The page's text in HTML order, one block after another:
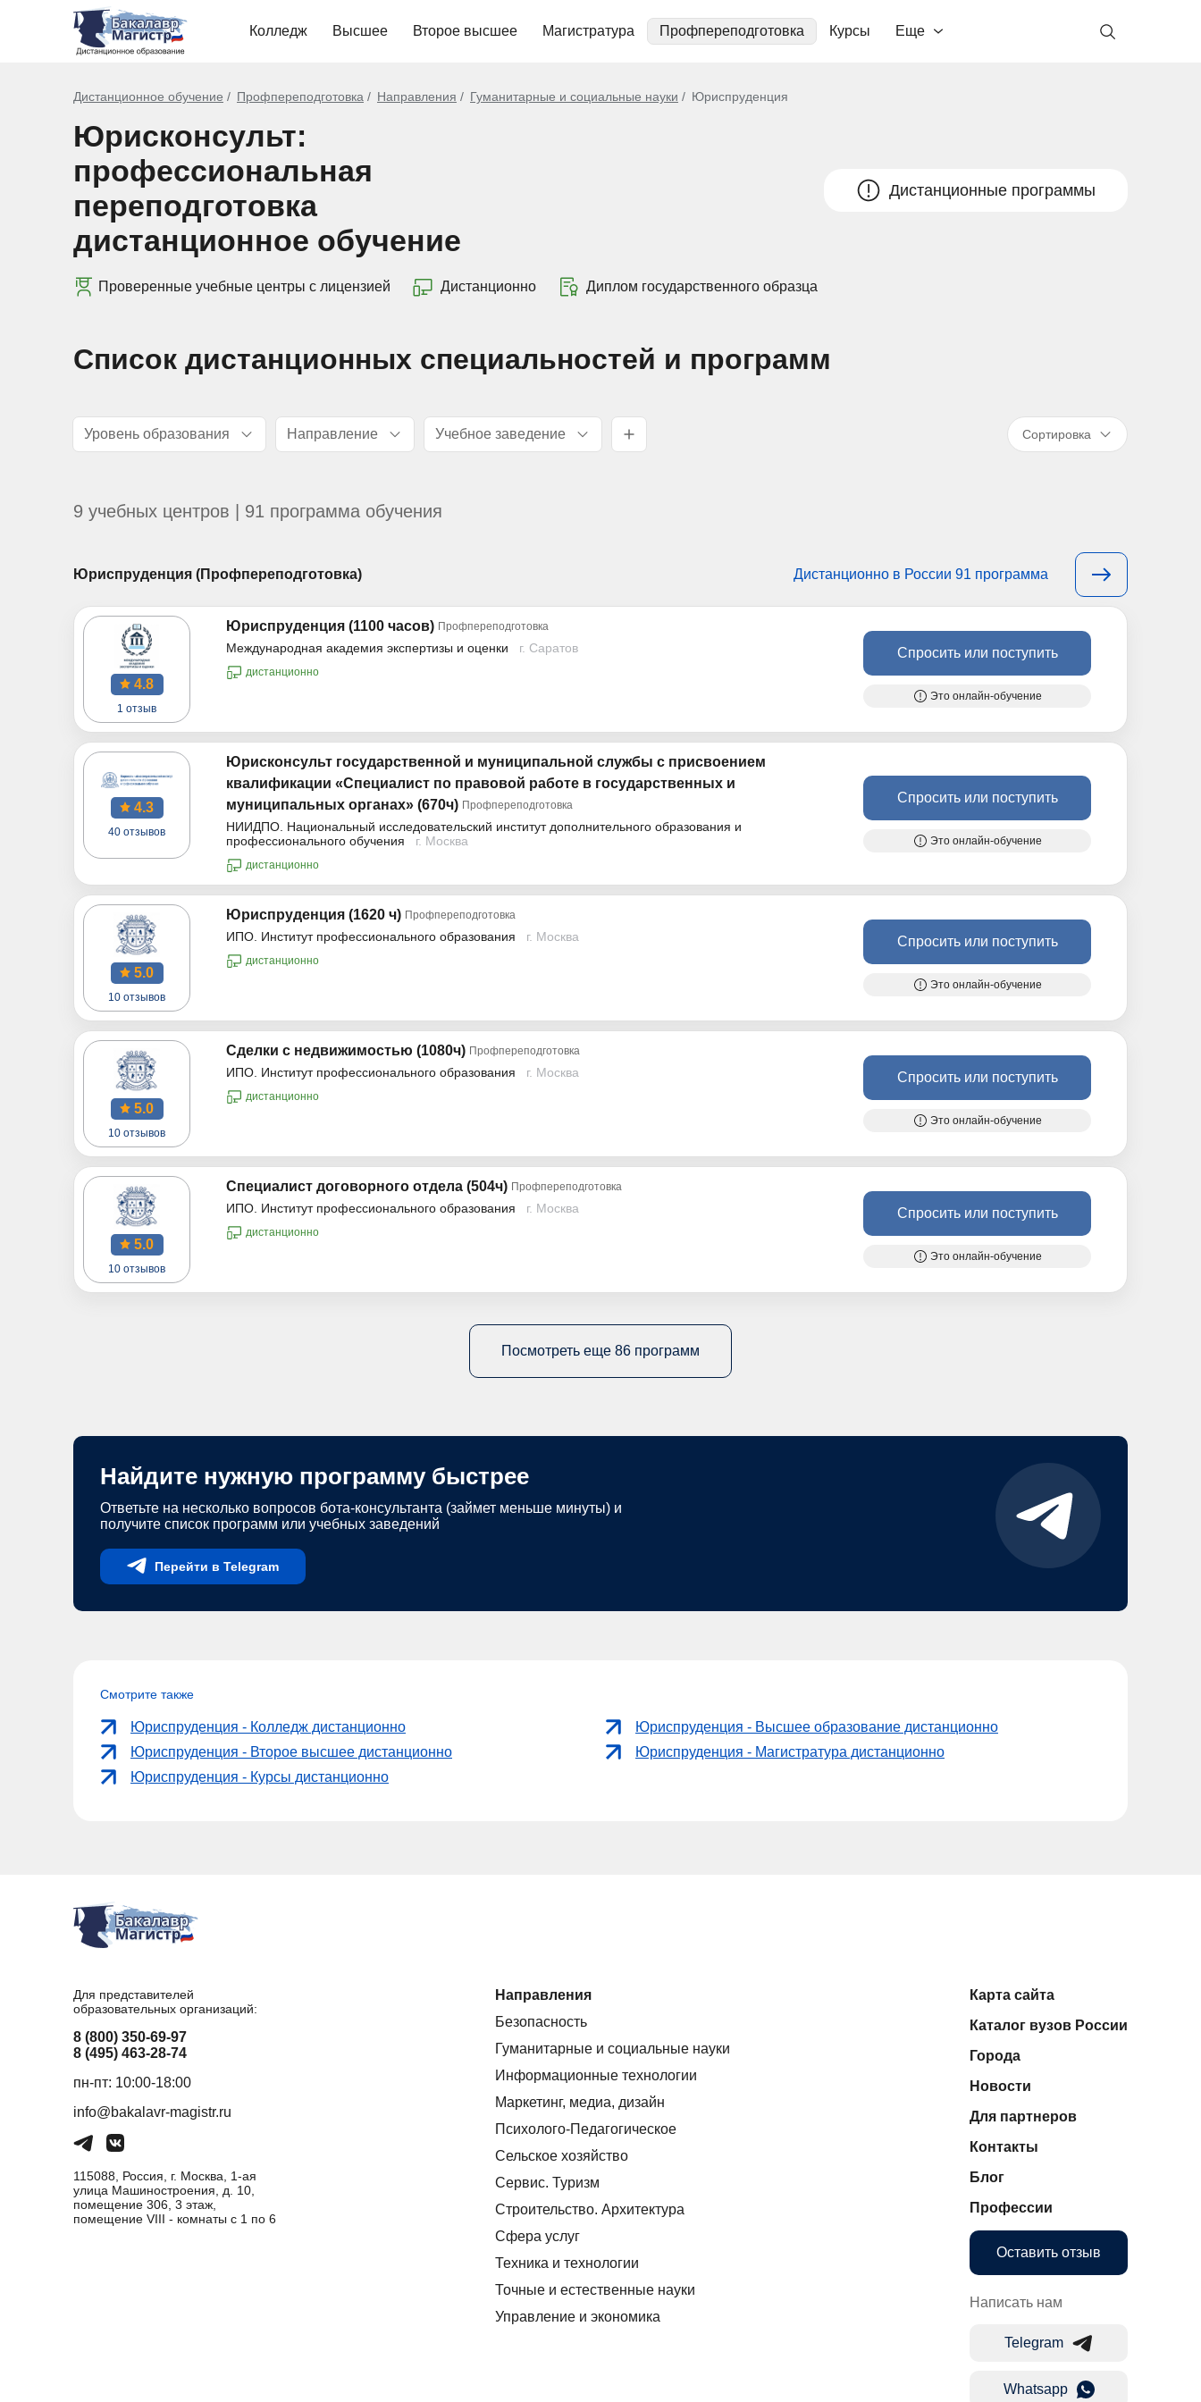
Колледж Высшее Второе высшее Магистратура Профпереподготовка Курсы Еще
Дистанционное обучение Профпереподготовка Направления Гуманитарные и социальные науки Юриспруденция
Юрисконсульт:
профессиональная
переподготовка
дистанционное обучение
Дистанционные программы
Проверенные учебные центры с лицензией Дистанционно Диплом государственного образца
Список дистанционных специальностей и программ
Уровень образования Направление Учебное заведение Сортировка
9 учебных центров | 91 программа обучения
Юриспруденция (Профпереподготовка) Дистанционно в России 91 программа
4.8
1 отзыв
Юриспруденция (1100 часов) Профпереподготовка
Международная академия экспертизы и оценки г. Саратов
дистанционно
Спросить или поступить
Это онлайн-обучение
4.3
40 отзывов
Юрисконсульт государственной и муниципальной службы с присвоением
квалификации «Специалист по правовой работе в государственных и
муниципальных органах» (670ч) Профпереподготовка
НИИДПО. Национальный исследовательский институт дополнительного образования и
профессионального обучения
г. Москва
дистанционно
Спросить или поступить
Это онлайн-обучение
5.0
10 отзывов
Юриспруденция (1620 ч) Профпереподготовка
ИПО. Институт профессионального образования г. Москва
дистанционно
Спросить или поступить
Это онлайн-обучение
5.0
10 отзывов
Сделки с недвижимостью (1080ч) Профпереподготовка
ИПО. Институт профессионального образования г. Москва
дистанционно
Спросить или поступить
Это онлайн-обучение
5.0
10 отзывов
Специалист договорного отдела (504ч) Профпереподготовка
ИПО. Институт профессионального образования г. Москва
дистанционно
Спросить или поступить
Это онлайн-обучение
Посмотреть еще 86 программ
Найдите нужную программу быстрее
Ответьте на несколько вопросов бота-консультанта (займет меньше минуты) и
получите список программ или учебных заведений
Перейти в Telegram
Смотрите также
Юриспруденция - Колледж дистанционно
Юриспруденция - Высшее образование дистанционно
Юриспруденция - Второе высшее дистанционно
Юриспруденция - Магистратура дистанционно
Юриспруденция - Курсы дистанционно
Для представителей
образовательных организаций:
8 (800) 350-69-97
8 (495) 463-28-74
пн-пт: 10:00-18:00
info@bakalavr-magistr.ru
115088, Россия, г. Москва, 1-ая
улица Машиностроения, д. 10,
помещение 306, 3 этаж,
помещение VIII - комнаты с 1 по 6
Направления
Безопасность
Гуманитарные и социальные науки
Информационные технологии
Маркетинг, медиа, дизайн
Психолого-Педагогическое
Сельское хозяйство
Сервис. Туризм
Строительство. Архитектура
Сфера услуг
Техника и технологии
Точные и естественные науки
Управление и экономика
Карта сайта
Каталог вузов России
Города
Новости
Для партнеров
Контакты
Блог
Профессии
Оставить отзыв
Написать нам
Telegram
Whatsapp